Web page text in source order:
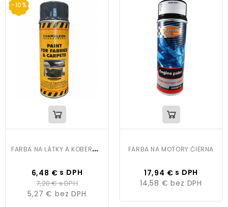
-10%
F
ARBA NA LÁTKY A KOBERCE V SPREJI 400ML ŠEDÁ
Cena
6,48 € s DPH
7,20 €s DPH
5,27 € bez DPH
FARBA NA MOTORY ČIERNA
Cena
17,94 € s DPH
14,58 € bez DPH